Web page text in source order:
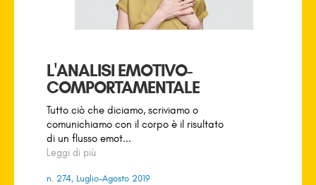
L'ANALISI EMOTIVO-
COMPORTAMENTALE
Tutto ciò che diciamo, scriviamo o
comunichiamo con il corpo è il risultato
di un flusso emot...
Leggi di più
n. 274, Luglio-Agosto 2019